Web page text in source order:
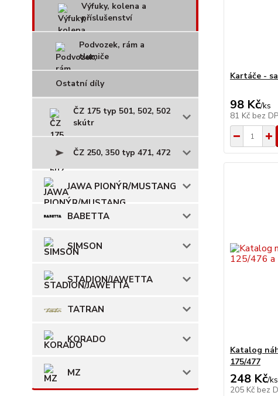
Výfuky, kolena a
příslušenství
Podvozek, rám a
tlumiče
Ostatní díly
ČZ 175 typ 501, 502, 502
skútr
ČZ 250, 350 typ 471, 472
JAWA PIONÝR/MUSTANG
BABETTA
SIMSON
STADION/JAWETTA
TATRAN
KORADO
MZ
Kartáče -
98 Kč/ks
81 Kč bez
Katalog
175/477
248 Kč/ks
205 Kč bez